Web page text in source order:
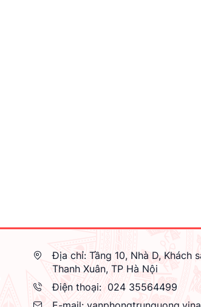
Địa chỉ: Tầng 10, Nhà D, Khách
Thanh Xuân, TP Hà Nội
Điện thoại: 024 35564499